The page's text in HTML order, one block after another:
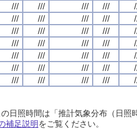
/// /// /// ///
/// /// /// ///
/// /// /// ///
/// /// /// ///
/// /// /// ///
/// /// /// ///
/// /// /// ///
日照時間は「推計気象分布（日
補足説明をご覧ください。